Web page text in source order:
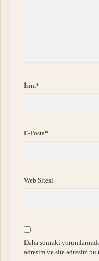
İsim*
E-Posta*
Web Sitesi
Daha sonraki
adresim ve site adresim